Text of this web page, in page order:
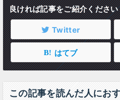
良ければ記事をご紹介ください
Twitter
はてブ
この記事を読んだ人にお